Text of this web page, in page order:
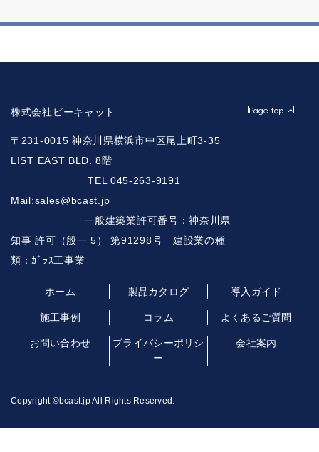
株式会社ビーキャット
〒231-0015 神奈川県横浜市中区尾上町3-35
LIST EAST BLD. 8階
TEL 045-263-9191
Mail:sales@bcast.jp
一般建築業許可番号：神奈川県
知事 許可（般一 5） 第91298号 建設業の種
類：ｶﾞﾗｽ工事業
Page top
ホーム 製品カタログ 導入ガイド
施工事例 コラム よくあるご質問
お問い合わせ
プライバシーポリシ
ー
会社案内
Copyright ©️bcast.jp All Rights Reserved.